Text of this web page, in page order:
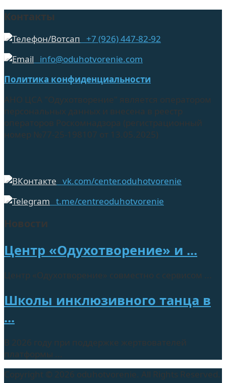
Контакты
+7 (926) 447-82-92
info@oduhotvorenie.com
Политика конфиденциальности
АНО ЦСА "Одухотворение" является оператором
персональных данных и внесена в реестр
операторов Роскомнадзора (регистрационный
номер №77-25-198107 от 13.05.2025)
vk.com/center.oduhotvorenie
t.me/centreoduhotvorenie
Новости
Центр «Одухотворение» и ...
Центр «Одухотворение» совместно с сервисом ...
Школы инклюзивного танца в
...
В 2026 году при поддержке жертвователей
платформы ...
Copyright © 2026 oduhotvorenie. All Rights Reserved.